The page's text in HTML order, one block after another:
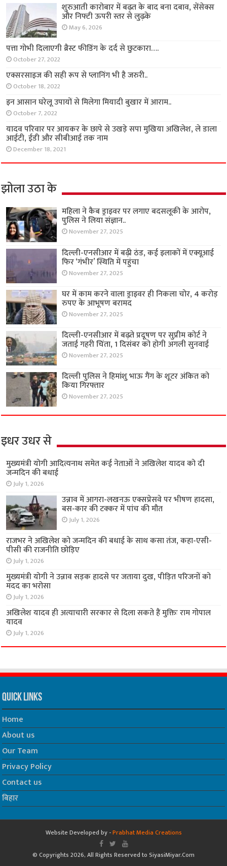
शुरुआती कारोबार में बढ़त के बाद बना दबाव, सेंसेक्स
और निफ्टी ऊपरी स्तर से लुढ़के
May 6, 2026
पत्ता गोभी दिलाएगी ब्रैस्ट फीडिंग के दर्द से छुटकारा….
October 27, 2022
एक्सरसाइज की सही रूप से प्लानिंग भी है जरुरी..
October 18, 2022
इन आसान घरेलू उपायों से मिलेगा मियादी बुखार में आराम..
October 7, 2022
यादव परिवार पर आयकर के छापे से उखड़े सपा मुखिया अखिलेश, ले डाला
आईटी, ईडी और सीबीआई तक नाम
December 18, 2021
झोला उठा के
महिला ने कैब ड्राइवर पर लगाए बदसलूकी के आरोप,
पुलिस ने लिया संज्ञान..
November 27, 2025
दिल्ली-एनसीआर में बढ़ी ठंड, कई इलाकों में एक्यूआई
फिर ‘गंभीर’ स्थिति में पहुंचा
November 27, 2025
घर में काम करने वाला ड्राइवर ही निकला चोर, 4 करोड़
रुपए के आभूषण बरामद
November 27, 2025
दिल्ली-एनसीआर में बढ़ते प्रदूषण पर सुप्रीम कोर्ट ने
जताई गहरी चिंता, 1 दिसंबर को होगी अगली सुनवाई
November 27, 2025
दिल्ली पुलिस ने हिमांशु भाऊ गैंग के शूटर अंकित को
किया गिरफ्तार
November 27, 2025
इधर उधर से
मुख्यमंत्री योगी आदित्यनाथ समेत कई नेताओं ने अखिलेश यादव को दी
जन्मदिन की बधाई
July 1, 2026
उन्नाव में आगरा-लखनऊ एक्सप्रेसवे पर भीषण हादसा,
बस-कार की टक्कर में पांच की मौत
July 1, 2026
राजभर ने अखिलेश को जन्मदिन की बधाई के साथ कसा तंज, कहा-एसी-
पीसी की राजनीति छोड़िए
July 1, 2026
मुख्यमंत्री योगी ने उन्नाव सड़क हादसे पर जताया दुख, पीड़ित परिजनों को
मदद का भरोसा
July 1, 2026
अखिलेश यादव ही अत्याचारी सरकार से दिला सकते हैं मुक्तिः राम गोपाल
यादव
July 1, 2026
Quick Links
Home
About us
Our Team
Privacy Policy
Contact us
बिहार
Website Developed by -Prabhat Media Creations
© Copyrights 2026, All Rights Reserved to SiyasiMiyar.Com